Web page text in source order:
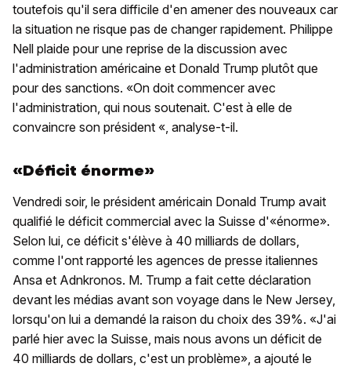
toutefois qu'il sera difficile d'en amener des nouveaux car
la situation ne risque pas de changer rapidement. Philippe
Nell plaide pour une reprise de la discussion avec
l'administration américaine et Donald Trump plutôt que
pour des sanctions. «On doit commencer avec
l'administration, qui nous soutenait. C'est à elle de
convaincre son président «, analyse-t-il.
«Déficit énorme»
Vendredi soir, le président américain Donald Trump avait
qualifié le déficit commercial avec la Suisse d'«énorme».
Selon lui, ce déficit s'élève à 40 milliards de dollars,
comme l'ont rapporté les agences de presse italiennes
Ansa et Adnkronos. M. Trump a fait cette déclaration
devant les médias avant son voyage dans le New Jersey,
lorsqu'on lui a demandé la raison du choix des 39%. «J'ai
parlé hier avec la Suisse, mais nous avons un déficit de
40 milliards de dollars, c'est un problème», a ajouté le